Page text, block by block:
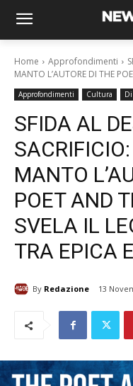
Home Approfondimenti
MANTO L’AUTORE DI THE
Approfondimenti Cultura
SFIDA AL
MANTO
POET AND
SVELA IL
TRA EPICA
By Redazione 13